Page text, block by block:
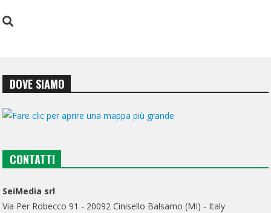
DOVE SIAMO
CONTATTI
SeiMedia srl
Via Per Robecco 91 - 20092 Cinisello Balsamo (MI) - Italy